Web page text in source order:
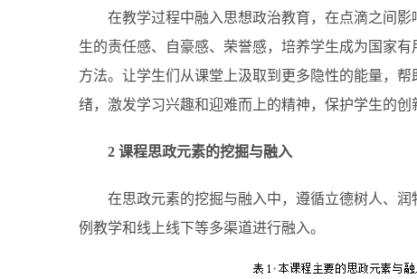
在教学过程中融入思想政治教育，在点滴之间
生的责任感、自豪感、荣誉感，培养学生成为国家
方法。让学生们从课堂上汲取到更多隐性的能量，
绪，激发学习兴趣和迎难而上的精神，保护学生的
2 课程思政元素的挖掘与融入
在思政元素的挖掘与融入中，遵循立德树人、
例教学和线上线下等多渠道进行融入。